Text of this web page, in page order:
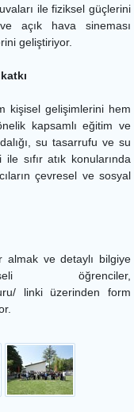
ile fiziksel güçlerini
açık hava sineması
geliştiriyor.
kişisel gelişimlerini hem
kapsamlı eğitim ve
su tasarrufu ve su
sıfır atık konularında
çevresel ve sosyal
almak ve detaylı bilgiye
öğrenciler,
linki üzerinden form